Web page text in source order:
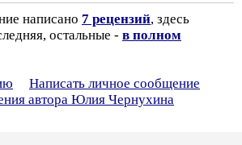
написано 7 рецензий, здесь
остальные - в полном
Написать личное сообщение
автора Юлия Чернухина